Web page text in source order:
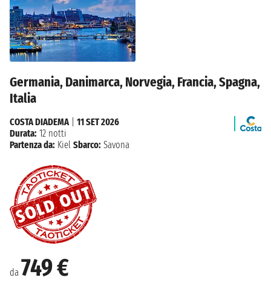
Germania, Danimarca, Norvegia, Francia, Spagna,
Italia
da 749 €
COSTA DIADEMA| 11 SET 2026
Durata: 12 notti
Partenza da: Kiel Sbarco: Savona